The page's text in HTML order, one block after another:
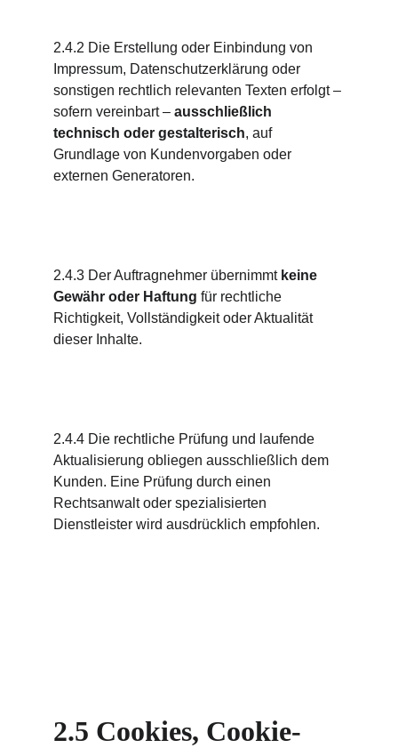
2.4.2 Die Erstellung oder Einbindung von
Impressum, Datenschutzerklärung oder
sonstigen rechtlich relevanten Texten erfolgt –
sofern vereinbart – ausschließlich
technisch oder gestalterisch, auf
Grundlage von Kundenvorgaben oder
externen Generatoren.
2.4.3 Der Auftragnehmer übernimmt keine
Gewähr oder Haftung für rechtliche
Richtigkeit, Vollständigkeit oder Aktualität
dieser Inhalte.
2.4.4 Die rechtliche Prüfung und laufende
Aktualisierung obliegen ausschließlich dem
Kunden. Eine Prüfung durch einen
Rechtsanwalt oder spezialisierten
Dienstleister wird ausdrücklich empfohlen.
2.5 Cookies, Cookie-